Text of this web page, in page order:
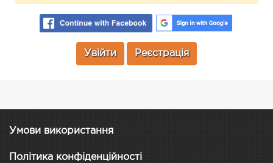
Увійти Реєстрація
Умови використання
Політика конфіденційності